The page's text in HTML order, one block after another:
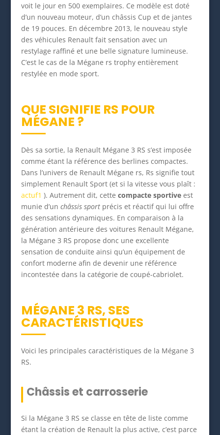
voit le jour en 500 exemplaires. Ce modèle est doté
d’un nouveau moteur, d’un châssis Cup et de jantes
de 19 pouces. En décembre 2013, le nouveau style
des véhicules Renault fait sensation avec un
restylage raffiné et une belle signature lumineuse.
C’est le cas de la Mégane rs trophy entièrement
restylée en mode sport.
QUE SIGNIFIE RS POUR
MÉGANE ?
Dès sa sortie, la Renault Mégane 3 RS s’est imposée
comme étant la référence des berlines compactes.
Dans l’univers de Renault Mégane rs, Rs signifie tout
simplement Renault Sport (et si la vitesse vous plaît :
actuf1 ). Autrement dit, cette compacte sportiveest
munie d’un châssis sportprécis et réactif qui lui offre
des sensations dynamiques. En comparaison à la
génération antérieure des voitures Renault Mégane,
la Mégane 3 RS propose donc une excellente
sensation de conduite ainsi qu’un équipement de
confort moderne afin de devenir une référence
incontestée dans la catégorie de coupé-cabriolet.
MÉGANE 3 RS, SES
CARACTÉRISTIQUES
Voici les principales caractéristiques de la Mégane 3
RS.
Châssis et carrosserie
Si la Mégane 3 RS se classe en tête de liste comme
étant la création de Renault la plus active, c’est parce